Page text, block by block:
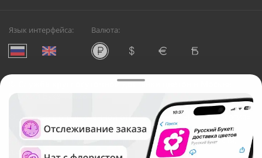
Язык интерфейса: Валюта:
Служба круглосуточной доставки цветов в Москве
Русский Букет, 2026
Общество с ограниченной ответственностью «Технология»
ОГРН: 1195476081745, ИНН: 5410081997
Юридический адрес: г. Новосибирск, ул. Ипподромская,
д.42, оф. 3